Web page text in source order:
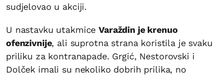
sudjelovao u akciji.
U nastavku utakmiceVaraždin je krenuo
ofenzivnije, ali suprotna strana koristila je svaku
priliku za kontranapade. Grgić, Nestorovski i
Dolček imali su nekoliko dobrih prilika, no